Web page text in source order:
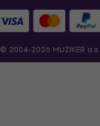
© 2004-2026 MUZIKER a.s.